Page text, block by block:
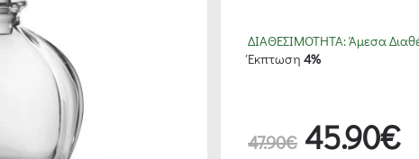
ΔΙΑΘΕΣΙΜΟΤΗΤΑ:Άμεσα
Έκπτωση 4%
47.90€ 45.90€